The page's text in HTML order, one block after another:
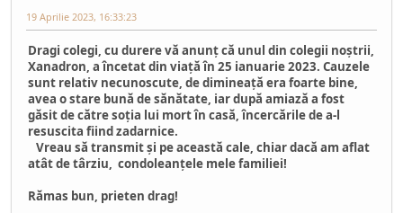
19 Aprilie 2023, 16:33:23
Dragi colegi, cu durere vă anunț că unul din colegii noștrii,
Xanadron, a încetat din viață în 25 ianuarie 2023. Cauzele
sunt relativ necunoscute, de dimineață era foarte bine,
avea o stare bună de sănătate, iar după amiază a fost
găsit de către soția lui mort în casă, încercările de a-l
resuscita fiind zadarnice.
Vreau să transmit și pe această cale, chiar dacă am aflat
atât de târziu, condoleanțele mele familiei!
Rămas bun, prieten drag!